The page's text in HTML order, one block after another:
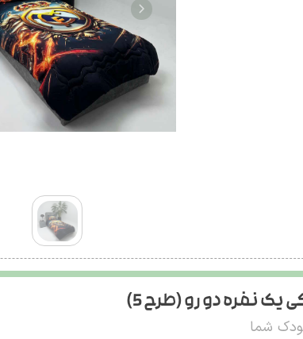
نفره دو رو (طرح 5)
شما